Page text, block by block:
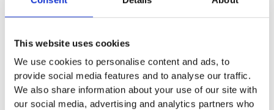
This website uses cookies
We use cookies to personalise content and ads, to
provide social media features and to analyse our traffic.
We also share information about your use of our site with
our social media, advertising and analytics partners who
3 år
Monteringstid
Fundament